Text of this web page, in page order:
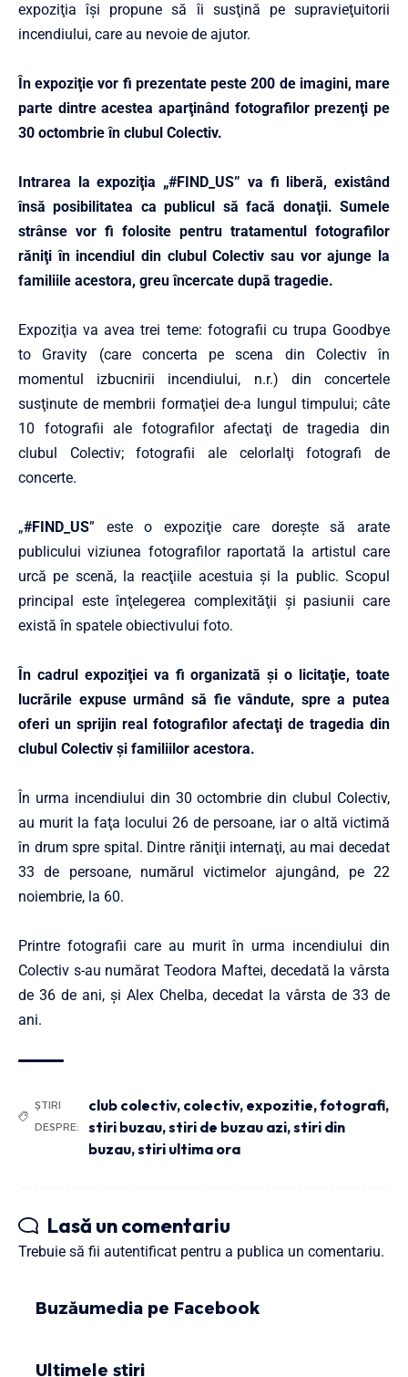
expoziţia îşi propune să îi susţină pe supravieţuitorii
incendiului, care au nevoie de ajutor.
În expoziţie vor fi prezentate peste 200 de imagini, mare
parte dintre acestea aparţinând fotografilor prezenţi pe
30 octombrie în clubul Colectiv.
Intrarea la expoziţia „#FIND_US” va fi liberă, existând
însă posibilitatea ca publicul să facă donaţii. Sumele
strânse vor fi folosite pentru tratamentul fotografilor
răniţi în incendiul din clubul Colectiv sau vor ajunge la
familiile acestora, greu încercate după tragedie.
Expoziţia va avea trei teme: fotografii cu trupa Goodbye
to Gravity (care concerta pe scena din Colectiv în
momentul izbucnirii incendiului, n.r.) din concertele
susţinute de membrii formaţiei de-a lungul timpului; câte
10 fotografii ale fotografilor afectaţi de tragedia din
clubul Colectiv; fotografii ale celorlalţi fotografi de
concerte.
„#FIND_US” este o expoziţie care doreşte să arate
publicului viziunea fotografilor raportată la artistul care
urcă pe scenă, la reacţiile acestuia şi la public. Scopul
principal este înţelegerea complexităţii şi pasiunii care
există în spatele obiectivului foto.
În cadrul expoziţiei va fi organizată şi o licitaţie, toate
lucrările expuse urmând să fie vândute, spre a putea
oferi un sprijin real fotografilor afectaţi de tragedia din
clubul Colectiv şi familiilor acestora.
În urma incendiului din 30 octombrie din clubul Colectiv,
au murit la faţa locului 26 de persoane, iar o altă victimă
în drum spre spital. Dintre răniţii internaţi, au mai decedat
33 de persoane, numărul victimelor ajungând, pe 22
noiembrie, la 60.
Printre fotografii care au murit în urma incendiului din
Colectiv s-au numărat Teodora Maftei, decedată la vârsta
de 36 de ani, şi Alex Chelba, decedat la vârsta de 33 de
ani.
ȘTIRI
DESPRE:
club colectiv, colectiv, expozitie,fotografi,
stiri buzau,stiri de buzau azi,stiri din
buzau,stiri ultima ora
Lasă un comentariu
Trebuie să fii autentificat pentru a publica un comentariu.
Buzăumedia pe Facebook
Ultimele știri